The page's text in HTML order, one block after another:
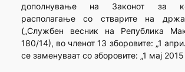
дополнување на Законот за
располагање со стварите на
(„Службен весник на Република
180/14), во членот 13 зборовите: „1
се заменуваат со зборовите: „1 мај 2015